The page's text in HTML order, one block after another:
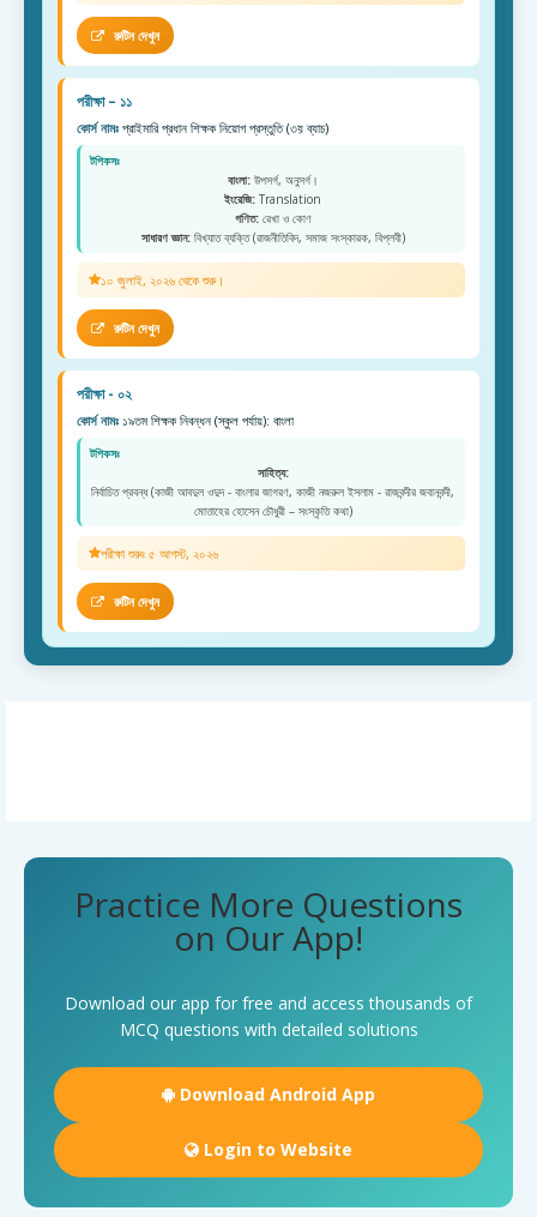
রুটিন দেখুন
পরীক্ষা – ১১
কোর্স নামঃ প্রাইমারি প্রধান শিক্ষক নিয়োগ প্রস্তুতি (৩য় ব্যাচ)
টপিকসঃ
বাংলা:উপসর্গ, অনুসর্গ।
ইংরেজি: Translation
গণিত:রেখা ও কোণ
সাধারণ জ্ঞান:বিখ্যাত ব্যক্তি (রাজনীতিবিদ, সমাজ সংস্কারক, বিপ্লবী)
১০ জুলাই, ২০২৬ থেকে শুরু।
রুটিন দেখুন
পরীক্ষা - ০২
কোর্স নামঃ ১৯তম শিক্ষক নিবন্ধন (স্কুল পর্যায়): বাংলা
টপিকসঃ
সাহিত্য:
নির্বাচিত প্রবন্ধ (কাজী আবদুল ওদুদ - বাংলার জাগরণ, কাজী নজরুল ইসলাম - রাজবন্দীর জবানবন্দী,
মোতাহের হোসেন চৌধুরী – সংস্কৃতি কথা)
পরীক্ষা শুরুঃ ৫ আগস্ট, ২০২৬
রুটিন দেখুন
Practice More Questions
on Our App!
Download our app for free and access thousands of
MCQ questions with detailed solutions
Download Android App
Login to Website